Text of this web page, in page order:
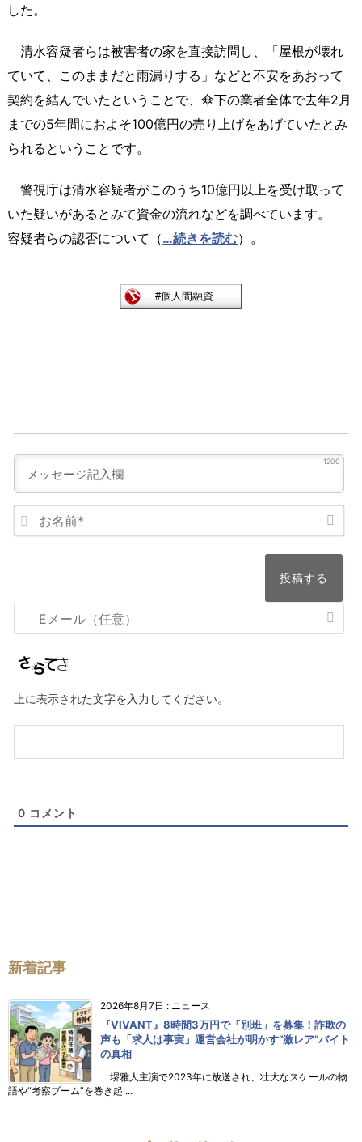
した。
清水容疑者らは被害者の家を直接訪問し、「屋根が壊れ
ていて、このままだと雨漏りする」などと不安をあおって
契約を結んでいたということで、傘下の業者全体で去年2月
までの5年間におよそ100億円の売り上げをあげていたとみ
られるということです。
警視庁は清水容疑者がこのうち10億円以上を受け取って
いた疑いがあるとみて資金の流れなどを調べています。
容疑者らの認否について（…続きを読む）。
1200
メ
ル
意）
上に表示された文字を入力してください。
0 コメント
新着記事
2026年8月7日 : ニュース
『VIVANT』8時間3万円で「別班」を募集！詐欺の
声も「求人は事実」運営会社が明かす“激レア”バイト
の真相
堺雅人主演で2023年に放送され、壮大なスケールの物
語や“考察ブーム”を巻き起 ...